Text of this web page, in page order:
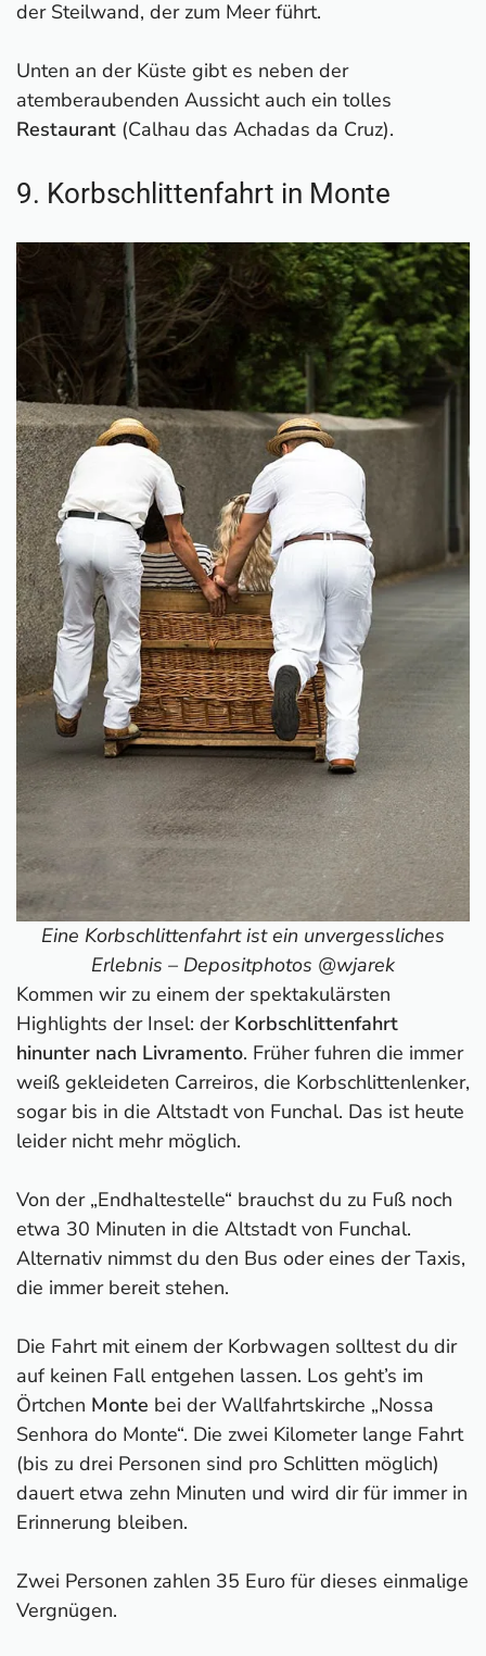
der Steilwand, der zum Meer führt.
Unten an der Küste gibt es neben der
atemberaubenden Aussicht auch ein tolles
Restaurant (Calhau das Achadas da Cruz).
9. Korbschlittenfahrt in Monte
Eine Korbschlittenfahrt ist ein unvergessliches
Erlebnis – Depositphotos @wjarek
Kommen wir zu einem der spektakulärsten
Highlights der Insel: der Korbschlittenfahrt
hinunter nach Livramento. Früher fuhren die immer
weiß gekleideten Carreiros, die Korbschlittenlenker,
sogar bis in die Altstadt von Funchal. Das ist heute
leider nicht mehr möglich.
Von der „Endhaltestelle“ brauchst du zu Fuß noch
etwa 30 Minuten in die Altstadt von Funchal.
Alternativ nimmst du den Bus oder eines der Taxis,
die immer bereit stehen.
Die Fahrt mit einem der Korbwagen solltest du dir
auf keinen Fall entgehen lassen. Los geht’s im
Örtchen Monte bei der Wallfahrtskirche „Nossa
Senhora do Monte“. Die zwei Kilometer lange Fahrt
(bis zu drei Personen sind pro Schlitten möglich)
dauert etwa zehn Minuten und wird dir für immer in
Erinnerung bleiben.
Zwei Personen zahlen 35 Euro für dieses einmalige
Vergnügen.